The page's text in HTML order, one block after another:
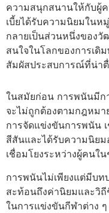
ความสนุกสนานให้กับผู้
เบี้ยได้รับความนิยมใน
กลายเป็นส่วนหนึ่งของ
สนใจในโลกของการเ
สัมผัสประสบการณ์ที่น่าตื่
ในสมัยก่อน การพนันมีก
จะไม่ถูกต้องตามกฎหม
การจัดแข่งขันการพนัน
สีสันและได้รับความนิย
เชื่อมโยงระหว่างผู้คนใ
การพนันไม่เพียงแต่มีบท
สะท้อนถึงค่านิยมและวิ
ในการแข่งขันกีฬาต่าง